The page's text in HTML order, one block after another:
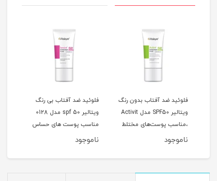
فلوئید ضد آفتاب بدون رنگ
ویتالیر SPF50 مدل Activit
،مناسب پوست‌های مختلط
و چرب حجم 50 میلی‌لیتر
ناموجود
فلوئید ضد آفتاب بی رنگ
ویتالیر spf 50 مدل 0128
مناسب پوست های حساس
حجم 50 میلی لیتر
ناموجود